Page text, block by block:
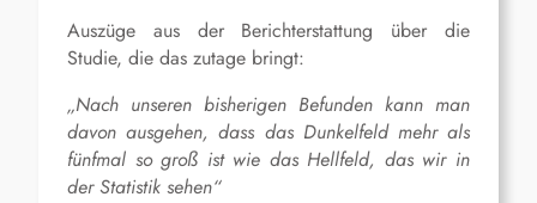
Auszüge aus der Berichterstattung über die
Studie, die das zutage bringt:
„Nach unseren bisherigen Befunden kann man
davon ausgehen, dass das Dunkelfeld mehr als
fünfmal so groß ist wie das Hellfeld, das wir in
der Statistik sehen“